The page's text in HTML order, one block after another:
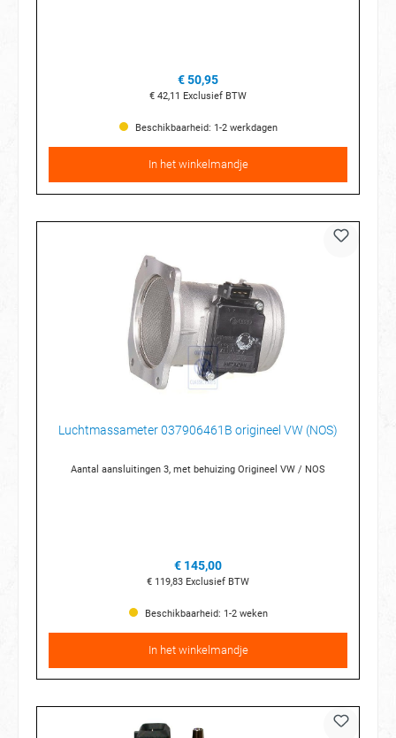
€ 50,95
€ 42,11 Exclusief BTW
Beschikbaarheid: 1-2 werkdagen
In het winkelmandje
Luchtmassameter 037906461B origineel VW (NOS)
Aantal aansluitingen 3, met behuizing Origineel VW / NOS
€ 145,00
€ 119,83 Exclusief BTW
Beschikbaarheid: 1-2 weken
In het winkelmandje